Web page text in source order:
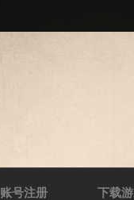
账号注册 下载